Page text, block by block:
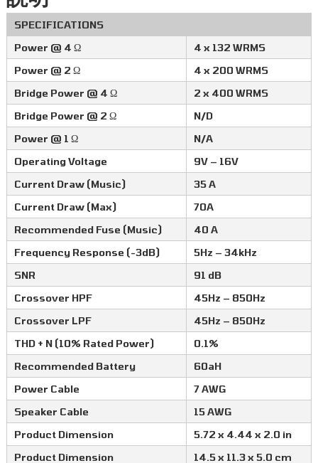
SPECIFICATIONS
Power @ 4 Ω
4 x 132 WRMS
Power @ 2 Ω
4 x 200 WRMS
Bridge Power @ 4 Ω
2 x 400 WRMS
Bridge Power @ 2 Ω
N/D
Power @ 1 Ω
N/A
Operating Voltage
9V – 16V
Current Draw (Music)
35 A
Current Draw (Max)
70A
Recommended Fuse (Music)
40 A
Frequency Response (-3dB)
5Hz – 34kHz
SNR
91 dB
Crossover HPF
45Hz – 850Hz
Crossover LPF
45Hz – 850Hz
THD + N (10% Rated Power)
0.1%
Recommended Battery
60aH
Power Cable
7 AWG
Speaker Cable
15 AWG
Product Dimension
5.72 x 4.44 x 2.0 in
Product Dimension
14.5 x 11.3 x 5.0 cm